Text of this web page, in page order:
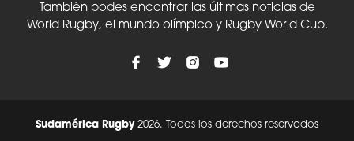
También podes encontrar las últimas noticias de
World Rugby, el mundo olímpico y Rugby World Cup.
Sudamérica Rugby2026. Todos los derechos reservados